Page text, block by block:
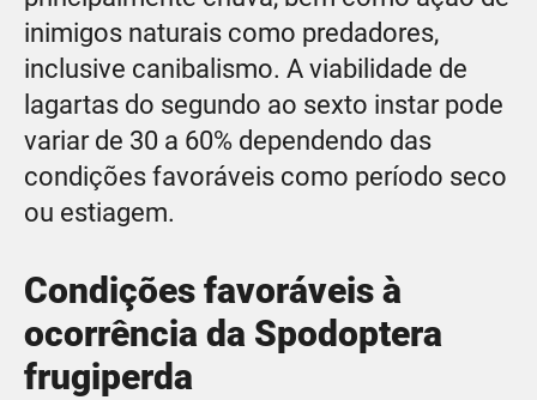
inimigos naturais como predadores,
inclusive canibalismo. A viabilidade de
lagartas do segundo ao sexto instar pode
variar de 30 a 60% dependendo das
condições favoráveis como período seco
ou estiagem.
Condições favoráveis à
ocorrência da Spodoptera
frugiperda